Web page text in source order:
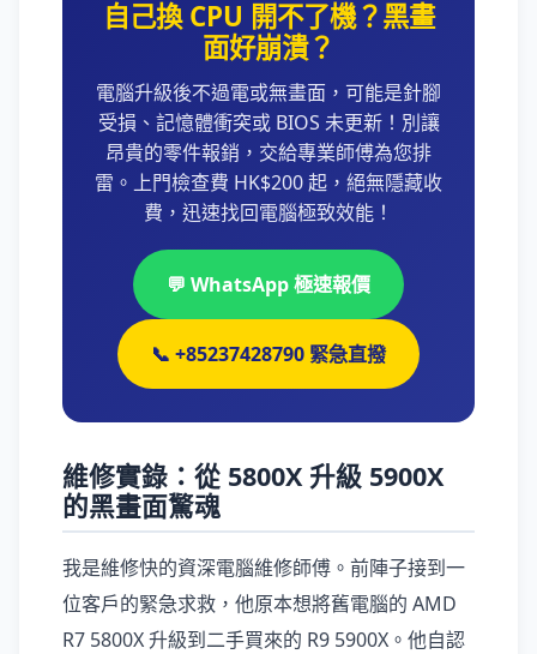
自己換 CPU 開不了機？黑畫
面好崩潰？
電腦升級後不過電或無畫面，可能是針腳
受損、記憶體衝突或 BIOS 未更新！別讓
昂貴的零件報銷，交給專業師傅為您排
雷。上門檢查費 HK$200 起，絕無隱藏收
費，迅速找回電腦極致效能！
💬 WhatsApp 極速報價
📞 +85237428790 緊急直撥
維修實錄：從 5800X 升級 5900X
的黑畫面驚魂
我是維修快的資深電腦維修師傅。前陣子接到一
位客戶的緊急求救，他原本想將舊電腦的 AMD
R7 5800X 升級到二手買來的 R9 5900X。他自認